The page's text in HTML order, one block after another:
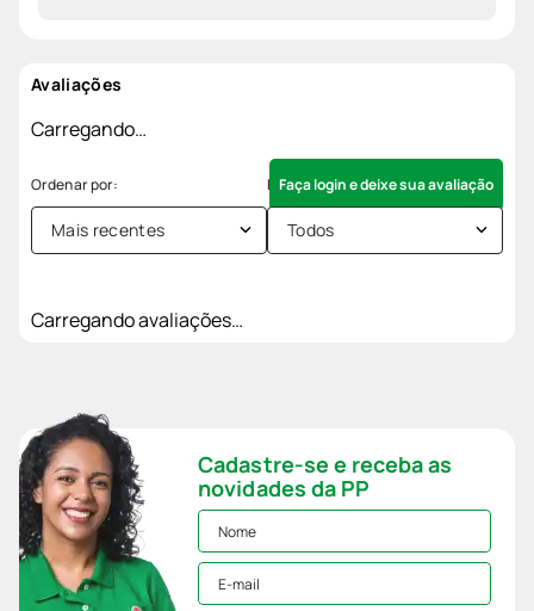
Avaliações
Carregando…
Faça login e deixe sua avaliação
Mais recentes Todos
Carregando avaliações…
Cadastre-se e receba as
novidades da PP